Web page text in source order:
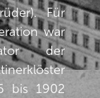
Für
war
der
bis 1902